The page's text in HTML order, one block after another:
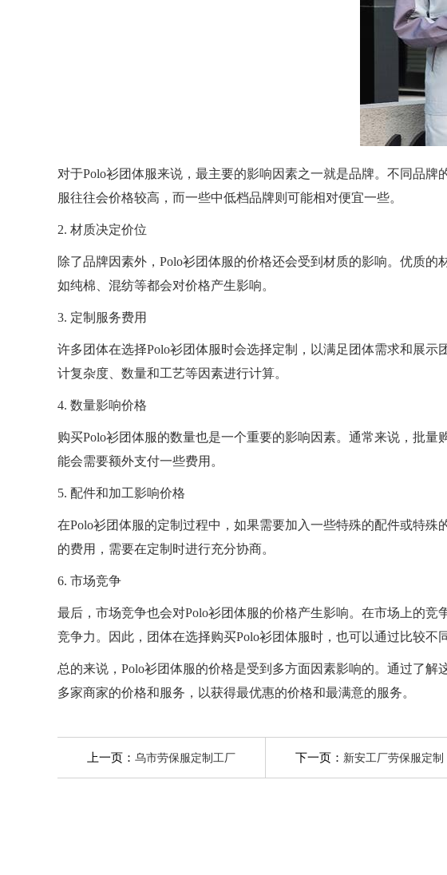
对于Polo衫团体服来说，最主要的影响因素之一就是品牌。不同品
服往往会价格较高，而一些中低档品牌则可能相对便宜一些。
2. 材质决定价位
除了品牌因素外，Polo衫团体服的价格还会受到材质的影响。优质
如纯棉、混纺等都会对价格产生影响。
3. 定制服务费用
许多团体在选择Polo衫团体服时会选择定制，以满足团体需求和展
计复杂度、数量和工艺等因素进行计算。
4. 数量影响价格
购买Polo衫团体服的数量也是一个重要的影响因素。通常来说，批
能会需要额外支付一些费用。
5. 配件和加工影响价格
在Polo衫团体服的定制过程中，如果需要加入一些特殊的配件或特
的费用，需要在定制时进行充分协商。
6. 市场竞争
最后，市场竞争也会对Polo衫团体服的价格产生影响。在市场上的
竞争力。因此，团体在选择购买Polo衫团体服时，也可以通过比较不
总的来说，Polo衫团体服的价格是受到多方面因素影响的。通过了
多家商家的价格和服务，以获得最优惠的价格和最满意的服务。
上一页： 乌市劳保服定制工厂 下一页： 新安工厂劳保服定制